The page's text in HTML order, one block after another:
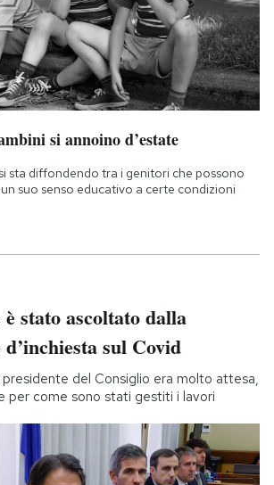
si annoino d’estate
sta diffondendo tra i genitori che possono
suo senso educativo a certe condizioni
stato ascoltato dalla
sul Covid
del Consiglio era molto attesa,
per come sono stati gestiti i lavori